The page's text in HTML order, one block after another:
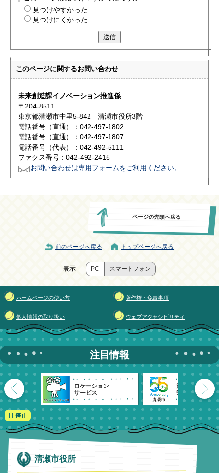
見つけやすかった
見つけにくかった
送信
このページに関するお問い合わせ
未来創造課イノベーション推進係
〒204-8511
東京都清瀬市中里5-842 清瀬市役所3階
電話番号（直通）：042-497-1802
電話番号（直通）：042-497-1807
電話番号（代表）：042-492-5111
ファクス番号：042-492-2415
お問い合わせは専用フォームをご利用ください。
ページの先頭へ戻る
前のページへ戻る トップページへ戻る
表示 PC スマートフォン
ホームページの使い方 著作権・免責事項
個人情報の取り扱い ウェブアクセシビリティ
注目情報
ロケーション
サービス
清瀬市
55周年記念
清瀬市役所